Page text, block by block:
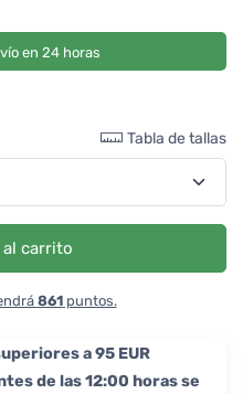
en 24 horas
Tabla de tallas
carrito
861puntos.
a 95 EUR
de las 12:00 horas se